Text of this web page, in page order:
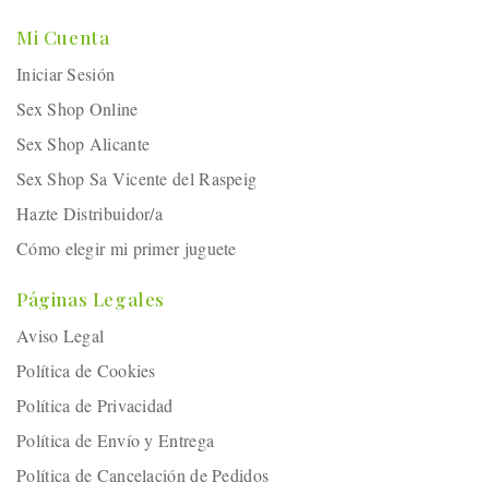
Mi Cuenta
Iniciar Sesión
Sex Shop Online
Sex Shop Alicante
Sex Shop Sa Vicente del Raspeig
Hazte Distribuidor/a
Cómo elegir mi primer juguete
Páginas Legales
Aviso Legal
Política de Cookies
Política de Privacidad
Política de Envío y Entrega
Política de Cancelación de Pedidos